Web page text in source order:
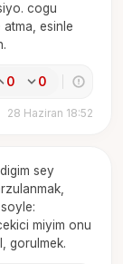
cogu
esinle
0 0
28 Haziran 18:52
sey
miyim onu
gorulmek.